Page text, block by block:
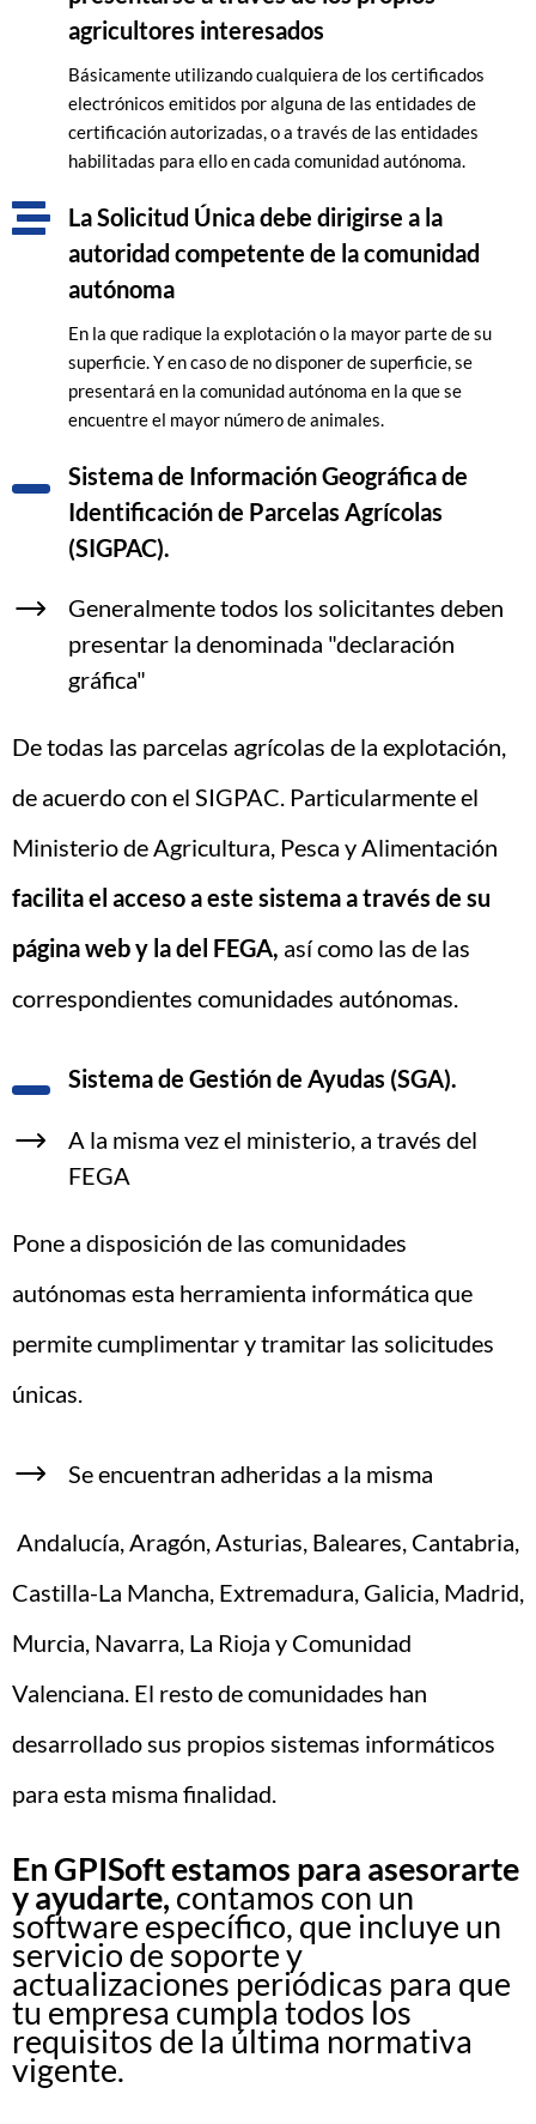
agricultores interesados
Básicamente utilizando cualquiera de los certificados
electrónicos emitidos por alguna de las entidades de
certificación autorizadas, o a través de las entidades
habilitadas para ello en cada comunidad autónoma.
La Solicitud Única debe dirigirse a la
autoridad competente de la comunidad
autónoma
En la que radique la explotación o la mayor parte de su
superficie. Y en caso de no disponer de superficie, se
presentará en la comunidad autónoma en la que se
encuentre el mayor número de animales.
Sistema de Información Geográfica de
Identificación de Parcelas Agrícolas
(SIGPAC).
Generalmente todos los solicitantes deben
presentar la denominada "declaración
gráfica"
De todas las parcelas agrícolas de la explotación,
de acuerdo con el SIGPAC. Particularmente el
Ministerio de Agricultura, Pesca y Alimentación
facilita el acceso a este sistema a través de su
página weby la del FEGA, así como las de las
correspondientes comunidades autónomas.
Sistema de Gestión de Ayudas (SGA).
A la misma vez el ministerio, a través del
FEGA
Pone a disposición de las comunidades
autónomas esta herramienta informática que
permite cumplimentar y tramitar las solicitudes
únicas.
Se encuentran adheridas a la misma
Andalucía, Aragón, Asturias, Baleares, Cantabria,
Castilla-La Mancha, Extremadura, Galicia, Madrid,
Murcia, Navarra, La Rioja y Comunidad
Valenciana. El resto de comunidades han
desarrollado sus propios sistemas informáticos
para esta misma finalidad.
En GPISoft estamos para asesorarte
y ayudarte, contamos con un
software específico, que incluye un
servicio de soporte y
actualizaciones periódicas para que
tu empresa cumpla todos los
requisitos de la última normativa
vigente.